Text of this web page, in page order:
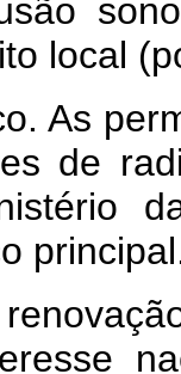
local
As
de